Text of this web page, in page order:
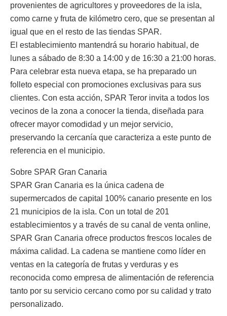
provenientes de agricultores y proveedores de la isla,
como carne y fruta de kilómetro cero, que se presentan al
igual que en el resto de las tiendas SPAR.
El establecimiento mantendrá su horario habitual, de
lunes a sábado de 8:30 a 14:00 y de 16:30 a 21:00 horas.
Para celebrar esta nueva etapa, se ha preparado un
folleto especial con promociones exclusivas para sus
clientes. Con esta acción, SPAR Teror invita a todos los
vecinos de la zona a conocer la tienda, diseñada para
ofrecer mayor comodidad y un mejor servicio,
preservando la cercanía que caracteriza a este punto de
referencia en el municipio.
Sobre SPAR Gran Canaria
SPAR Gran Canaria es la única cadena de
supermercados de capital 100% canario presente en los
21 municipios de la isla. Con un total de 201
establecimientos y a través de su canal de venta online,
SPAR Gran Canaria ofrece productos frescos locales de
máxima calidad. La cadena se mantiene como líder en
ventas en la categoría de frutas y verduras y es
reconocida como empresa de alimentación de referencia
tanto por su servicio cercano como por su calidad y trato
personalizado.